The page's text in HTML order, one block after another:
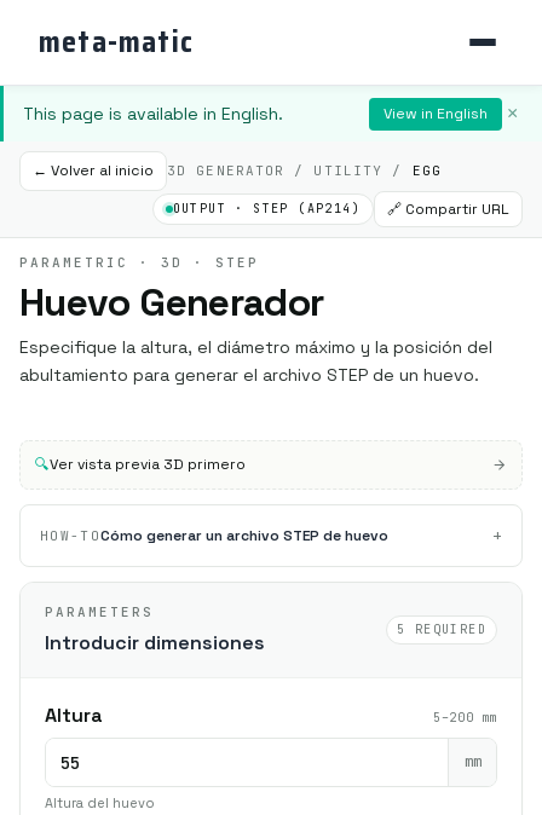
meta-matic
This page is available in English. View in English ×
← Volver al inicio 3D GENERATOR / UTILITY / EGG
OUTPUT · STEP (AP214) 🔗 Compartir URL
PARAMETRIC · 3D · STEP
Huevo Generador
Especifique la altura, el diámetro máximo y la posición del
abultamiento para generar el archivo STEP de un huevo.
🔍Ver vista previa 3D primero
HOW-TOCómo generar un archivo STEP de huevo +
PARAMETERS
Introducir dimensiones
5 REQUIRED
Altura 5–200 mm
mm
Altura del huevo